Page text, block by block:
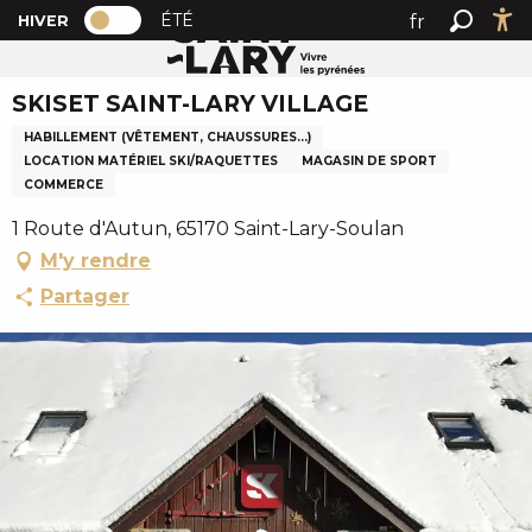
A
l
e
r
a
u
c
o
n
t
e
r
PAGE D’ACCUEIL ACTUELLE HIVER : PASSER EN MODE
HIVER PAGE D’ACCUEIL ACTUELLE HIVER :
ÉTÉ
fr
Accueil SKISET SAINT-LARY VILLAGE
SKISET SAINT-LARY VILLAGE
HABILLEMENT (VÊTEMENT, CHAUSSURES...)
LOCATION MATÉRIEL SKI/RAQUETTES
MAGASIN DE SPORT
COMMERCE
1 Route d'Autun, 65170 Saint-Lary-Soulan
M'y rendre
Partager